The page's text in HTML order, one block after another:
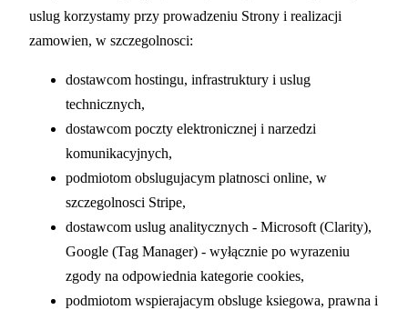
uslug korzystamy przy prowadzeniu Strony i realizacji
zamowien, w szczegolnosci:
dostawcom hostingu, infrastruktury i uslug
technicznych,
dostawcom poczty elektronicznej i narzedzi
komunikacyjnych,
podmiotom obslugujacym platnosci online, w
szczegolnosci Stripe,
dostawcom uslug analitycznych - Microsoft (Clarity),
Google (Tag Manager) - wyłącznie po wyrazeniu
zgody na odpowiednia kategorie cookies,
podmiotom wspierajacym obsluge ksiegowa, prawna i